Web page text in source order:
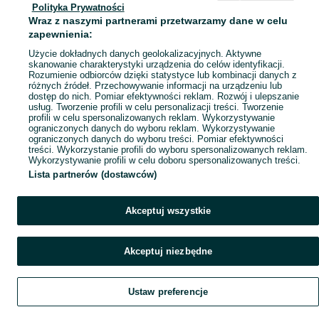
Mapa miejscowości
Mapa ministron
Szukaj Obserwujesz Dodaj Czat Konto
Polityka Prywatności
Wraz z naszymi partnerami przetwarzamy dane w celu
zapewnienia:
Użycie dokładnych danych geolokalizacyjnych. Aktywne
skanowanie charakterystyki urządzenia do celów identyfikacji.
Rozumienie odbiorców dzięki statystyce lub kombinacji danych z
różnych źródeł. Przechowywanie informacji na urządzeniu lub
dostęp do nich. Pomiar efektywności reklam. Rozwój i ulepszanie
usług. Tworzenie profili w celu personalizacji treści. Tworzenie
profili w celu spersonalizowanych reklam. Wykorzystywanie
ograniczonych danych do wyboru reklam. Wykorzystywanie
ograniczonych danych do wyboru treści. Pomiar efektywności
treści. Wykorzystanie profili do wyboru spersonalizowanych reklam.
Wykorzystywanie profili w celu doboru spersonalizowanych treści.
Lista partnerów (dostawców)
Akceptuj wszystkie
Akceptuj niezbędne
Ustaw preferencje